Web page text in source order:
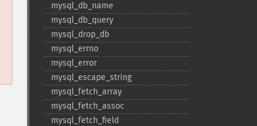
mysql_​db_​name
mysql_​db_​query
mysql_​drop_​db
mysql_​errno
mysql_​error
mysql_​escape_​string
mysql_​fetch_​array
mysql_​fetch_​assoc
mysql_​fetch_​field